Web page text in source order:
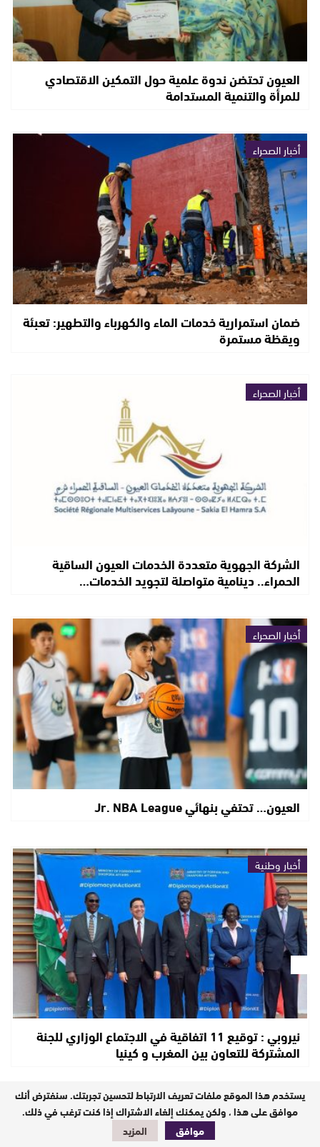
العيون تحتضن ندوة علمية حول التمكين الاقتصادي
للمرأة والتنمية المستدامة
أخبار الصحراء
ضمان استمرارية خدمات الماء والكهرباء والتطهير: تعبئة
ويقظة مستمرة
أخبار الصحراء
الشركة الجهوية متعددة الخدمات العيون الساقية
الحمراء.. دينامية متواصلة لتجويد الخدمات…
أخبار الصحراء
العيون… تحتفي بنهائي Jr. NBA League
أخبار وطنية
نيروبي : توقيع 11 اتفاقية في الاجتماع الوزاري للجنة
المشتركة للتعاون بين المغرب و كينيا
منوعات
يستخدم هذا الموقع ملفات تعريف الارتباط لتحسين تجربتك. سنفترض أنك
موافق على هذا ، ولكن يمكنك إلغاء الاشتراك إذا كنت ترغب في ذلك.
موافق
المزيد